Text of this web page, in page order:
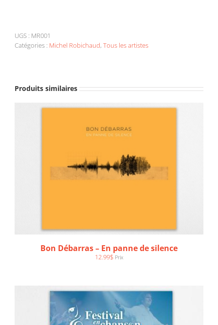
-
Tout
UGS : MR001
Catégories : Michel Robichaud, Tous les artistes
Produits similaires
Bon Débarras – En panne de silence
12.99$ Prix